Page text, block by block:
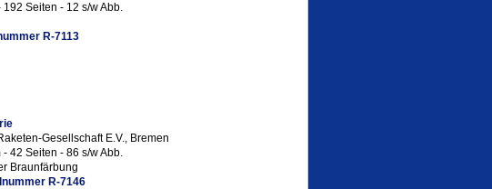
192 Seiten - 12 s/w Abb.
R-7113
Gesellschaft E.V., Bremen
42 Seiten - 86 s/w Abb.
Braunfärbung
R-7146